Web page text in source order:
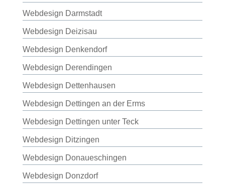
Webdesign Darmstadt
Webdesign Deizisau
Webdesign Denkendorf
Webdesign Derendingen
Webdesign Dettenhausen
Webdesign Dettingen an der Erms
Webdesign Dettingen unter Teck
Webdesign Ditzingen
Webdesign Donaueschingen
Webdesign Donzdorf